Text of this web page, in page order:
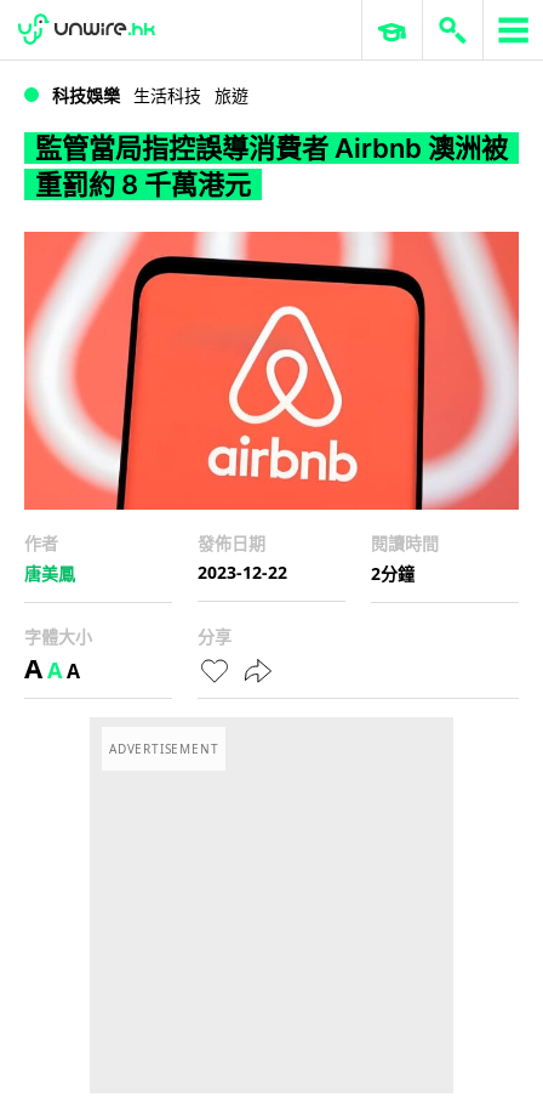
WWDC 2026 ERP 與商業 AI
科技娛樂 生活科技 旅遊
監管當局指控誤導消費者 Airbnb 澳洲被
重罰約 8 千萬港元
作者
唐美鳳
發佈日期
2023-12-22
閱讀時間
2分鐘
字體大小
AAA
分享
ADVERTISEMENT